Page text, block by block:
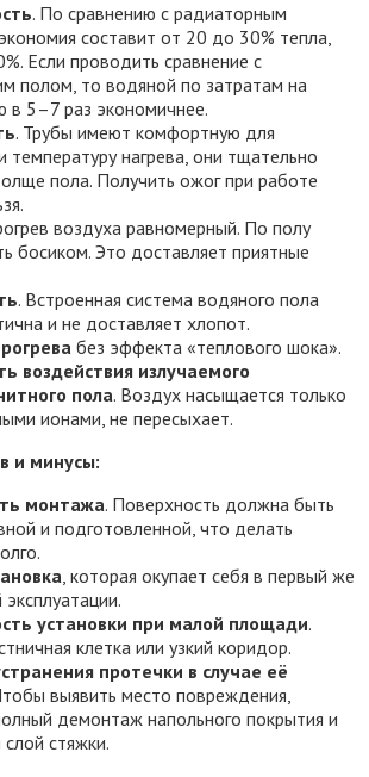
. По сравнению с радиаторным
составит от 20 до 30% тепла,
Если проводить сравнение с
полом, то водяной по затратам на
в 5–7 раз экономичнее.
. Трубы имеют комфортную для
температуру нагрева, они тщательно
пола. Получить ожог при работе
воздуха равномерный. По полу
босиком. Это доставляет приятные
. Встроенная система водяного пола
и не доставляет хлопот.
без эффекта «теплового шока».
воздействия излучаемого
пола. Воздух насыщается только
ионами, не пересыхает.
и минусы:
монтажа. Поверхность должна быть
и подготовленной, что делать
, которая окупает себя в первый же
установки при малой площади.
клетка или узкий коридор.
протечки в случае её
выявить место повреждения,
демонтаж напольного покрытия и
стяжки.